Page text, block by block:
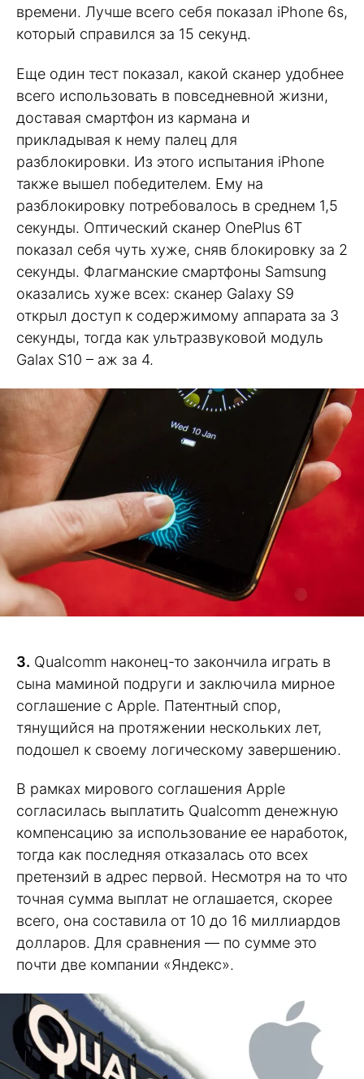
времени. Лучше всего себя показал iPhone 6s,
который справился за 15 секунд.
Еще один тест показал, какой сканер удобнее
всего использовать в повседневной жизни,
доставая смартфон из кармана и
прикладывая к нему палец для
разблокировки. Из этого испытания iPhone
также вышел победителем. Ему на
разблокировку потребовалось в среднем 1,5
секунды. Оптический сканер OnePlus 6T
показал себя чуть хуже, сняв блокировку за 2
секунды. Флагманские смартфоны Samsung
оказались хуже всех: сканер Galaxy S9
открыл доступ к содержимому аппарата за 3
секунды, тогда как ультразвуковой модуль
Galax S10 – аж за 4.
3. Qualcomm наконец-то закончила играть в
сына маминой подруги и заключила мирное
соглашение с Apple. Патентный спор,
тянущийся на протяжении нескольких лет,
подошел к своему логическому завершению.
В рамках мирового соглашения Apple
согласилась выплатить Qualcomm денежную
компенсацию за использование ее наработок,
тогда как последняя отказалась ото всех
претензий в адрес первой. Несмотря на то что
точная сумма выплат не оглашается, скорее
всего, она составила от 10 до 16 миллиардов
долларов. Для сравнения — по сумме это
почти две компании «Яндекс».